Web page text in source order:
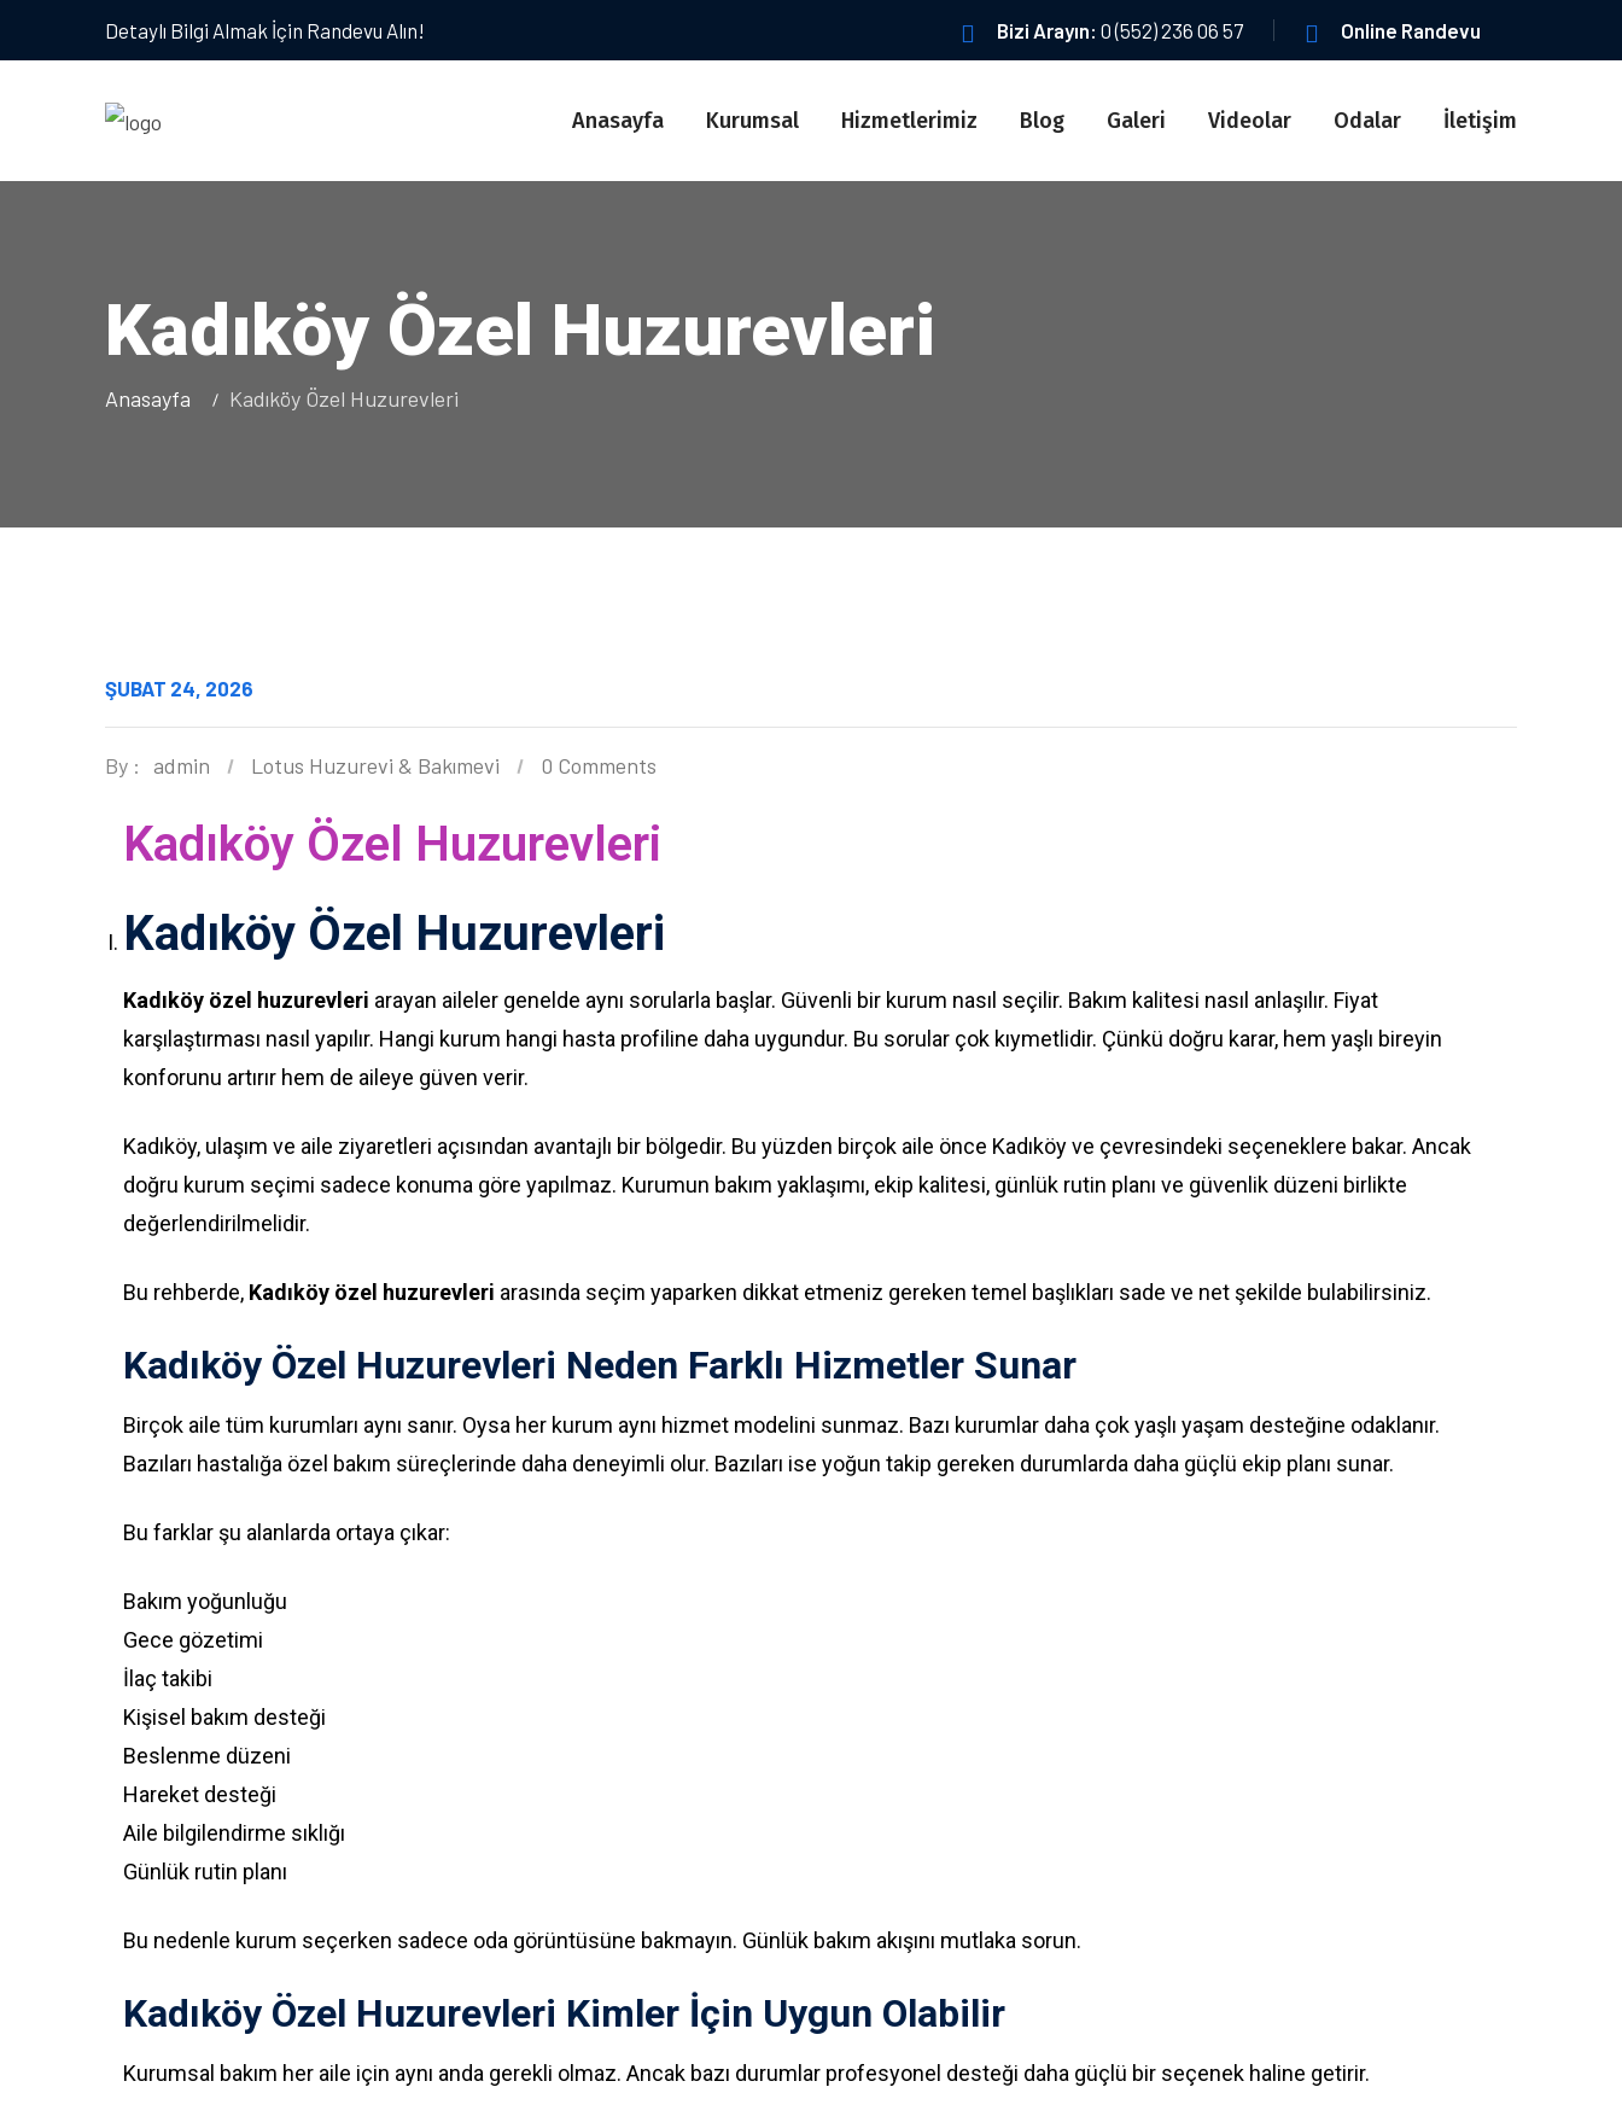
Detaylı Bilgi Almak İçin Randevu Alın! Bizi Arayın: 0 (552) 236 06 57 Online Randevu
Anasayfa Kurumsal Hizmetlerimiz Blog Galeri Videolar Odalar İletişim
Kadıköy Özel Huzurevleri
Anasayfa Kadıköy Özel Huzurevleri
ŞUBAT 24, 2026
By : admin Lotus Huzurevi & Bakımevi 0 Comments
Kadıköy Özel Huzurevleri
Kadıköy Özel Huzurevleri
Kadıköy özel huzurevleri arayan aileler genelde aynı sorularla başlar. Güvenli bir kurum nasıl seçilir. Bakım kalitesi nasıl anlaşılır. Fiyat
karşılaştırması nasıl yapılır. Hangi kurum hangi hasta profiline daha uygundur. Bu sorular çok kıymetlidir. Çünkü doğru karar, hem yaşlı bireyin
konforunu artırır hem de aileye güven verir.
Kadıköy, ulaşım ve aile ziyaretleri açısından avantajlı bir bölgedir. Bu yüzden birçok aile önce Kadıköy ve çevresindeki seçeneklere bakar. Ancak
doğru kurum seçimi sadece konuma göre yapılmaz. Kurumun bakım yaklaşımı, ekip kalitesi, günlük rutin planı ve güvenlik düzeni birlikte
değerlendirilmelidir.
Bu rehberde, Kadıköy özel huzurevleri arasında seçim yaparken dikkat etmeniz gereken temel başlıkları sade ve net şekilde bulabilirsiniz.
Kadıköy Özel Huzurevleri Neden Farklı Hizmetler Sunar
Birçok aile tüm kurumları aynı sanır. Oysa her kurum aynı hizmet modelini sunmaz. Bazı kurumlar daha çok yaşlı yaşam desteğine odaklanır.
Bazıları hastalığa özel bakım süreçlerinde daha deneyimli olur. Bazıları ise yoğun takip gereken durumlarda daha güçlü ekip planı sunar.
Bu farklar şu alanlarda ortaya çıkar:
Bakım yoğunluğu
Gece gözetimi
İlaç takibi
Kişisel bakım desteği
Beslenme düzeni
Hareket desteği
Aile bilgilendirme sıklığı
Günlük rutin planı
Bu nedenle kurum seçerken sadece oda görüntüsüne bakmayın. Günlük bakım akışını mutlaka sorun.
Kadıköy Özel Huzurevleri Kimler İçin Uygun Olabilir
Kurumsal bakım her aile için aynı anda gerekli olmaz. Ancak bazı durumlar profesyonel desteği daha güçlü bir seçenek haline getirir.